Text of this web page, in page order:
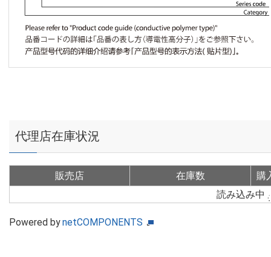
代理店在庫状況
販売店 在庫数
購
読み込み中
Powered bynetCOMPONENTS